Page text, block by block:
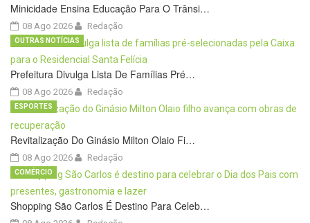
Minicidade Ensina Educação Para O Trânsi…
08 Ago 2026 Redação
Prefeitura Divulga Lista De Famílias Pré…
08 Ago 2026
OUTRAS NOTÍCIAS
Redação
Revitalização Do Ginásio Milton Olaio Fi…
08 Ago 2026
ESPORTES
Redação
Shopping São Carlos É Destino Para Celeb…
COMÉRCIO